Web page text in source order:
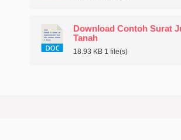
Download Contoh Surat
Tanah
18.93 KB 1 file(s)